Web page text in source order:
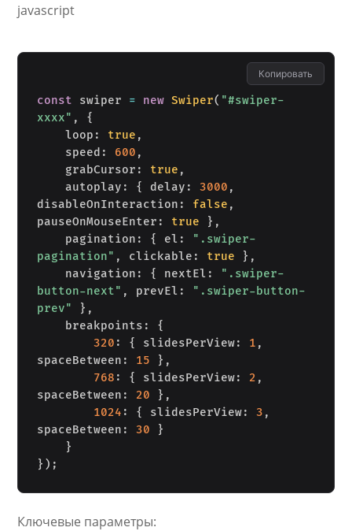
javascript
const swiper = new Swiper( "#swiper-
xxxx" ,
{
    loop
: true ,
speed : 600 ,
grabCursor : true ,
autoplay : { delay : 3000 ,
disableOnInteraction : false ,
pauseOnMouseEnter : true } ,
pagination : { el :
".swiper-
pagination" , clickable : true } ,
navigation : { nextEl :
".swiper-
button-next" , prevEl :
".swiper-button-
prev"
} ,
breakpoints :
{
320 : { slidesPerView: 1 ,
spaceBetween : 15 } ,
768 : { slidesPerView: 2 ,
spaceBetween : 20 } ,
1024 : { slidesPerView: 3 ,
spaceBetween : 30
}
}
} ) ;
Копировать
Ключевые параметры: